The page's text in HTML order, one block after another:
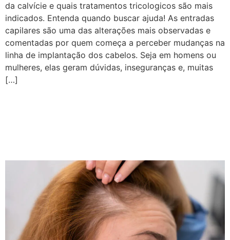
da calvície e quais tratamentos tricologicos são mais
indicados. Entenda quando buscar ajuda! As entradas
capilares são uma das alterações mais observadas e
comentadas por quem começa a perceber mudanças na
linha de implantação dos cabelos. Seja em homens ou
mulheres, elas geram dúvidas, inseguranças e, muitas
[…]